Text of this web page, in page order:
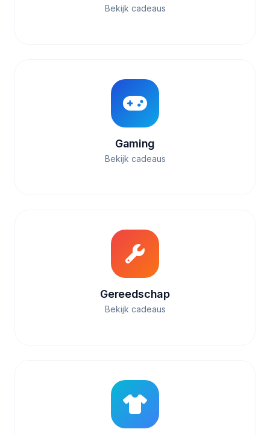
Bekijk cadeaus
Gaming
Bekijk cadeaus
Gereedschap
Bekijk cadeaus